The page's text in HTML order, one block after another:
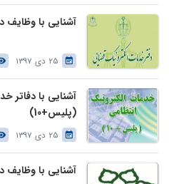
آشنایی با وظایف
25 دی 1397
آشنایی با دفاتر
(پلیس+10)
25 دی 1397
آشنایی با وظایف